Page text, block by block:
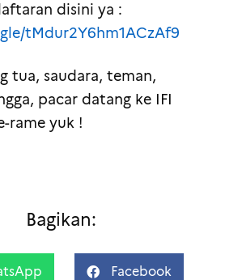
disini ya :
tMdur2Y6hm1ACzAf9
tua, saudara, teman,
pacar datang ke IFI
rame yuk !
Bagikan:
Facebook